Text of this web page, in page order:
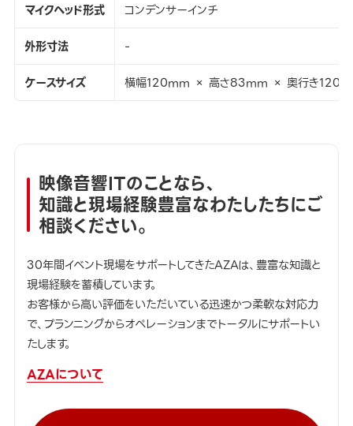
マイクヘッド形式
コンデンサーインチ
外形寸法
-
ケースサイズ
横幅120mm × 高さ83mm × 奥行き
映像音響ITのことなら、
知識と現場経験豊富なわたしたちにご
相談ください。
30年間イベント現場をサポートしてきたAZAは、豊富な知識と
現場経験を蓄積しています。
お客様から高い評価をいただいている迅速かつ柔軟な対応力
で、プランニングからオペレーションまでトータルにサポートい
たします。
AZAについて